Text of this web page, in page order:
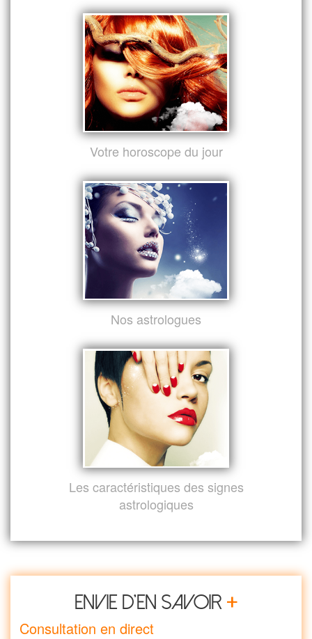
Votre horoscope du jour
Nos astrologues
Les caractéristiques des signes
astrologiques
Envie d’en savoir +
Consultation en direct